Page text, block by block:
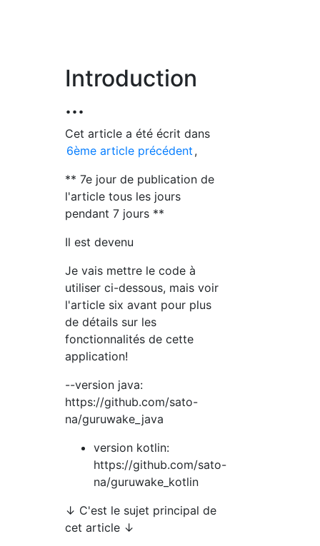
Introduction
...
Cet article a été écrit dans
6ème article précédent ,
** 7e jour de publication de
l'article tous les jours
pendant 7 jours **
Il est devenu
Je vais mettre le code à
utiliser ci-dessous, mais voir
l'article six avant pour plus
de détails sur les
fonctionnalités de cette
application!
--version java:
https://github.com/sato-
na/guruwake_java
version kotlin:
https://github.com/sato-
na/guruwake_kotlin
↓ C'est le sujet principal de
cet article ↓